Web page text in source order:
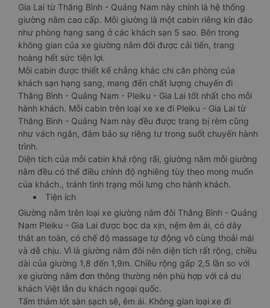
Gia Lai từ Thăng Bình - Quảng Nam này chính là hệ thống
giường nằm cao cấp. Mỗi giường là một cabin riêng kín đáo
như phòng hạng sang ở các khách sạn 5 sao. Bên trong
không gian của xe giường nằm đôi được cải tiến, trang
hoàng hết sức tiện lợi.
Mỗi cabin được thiết kế chẳng khác chi căn phòng của
khách sạn hạng sang, mang đến chất lượng chuyến đi
Thăng Bình - Quảng Nam - Pleiku - Gia Lai tốt nhất cho mỗi
hành khách. Mỗi cabin trên loại xe xe đi Pleiku - Gia Lai từ
Thăng Bình - Quảng Nam này đều được trang bị rèm cũng
như vách ngăn, đảm bảo sự riêng tư trong suốt chuyến hành
trình.
Diện tích của mỗi cabin khá rộng rãi, giường nằm mỗi giường
nằm đều có thể điều chỉnh độ nghiêng tùy theo mong muốn
của khách., tránh tình trạng mỏi lưng cho hành khách.
Tiện ích
Giường nằm trên loại xe giường nằm đôi Thăng Bình - Quảng
Nam Pleiku - Gia Lai được bọc da xịn, nệm êm ái, có dây
thắt an toàn, có chế độ massage tự động vô cùng thoải mái
và dễ chịu. Vì là giường nằm đôi nên diện tích rất rộng, chiều
dài của giường 1,8 đến 1,9m. Chiều rộng gấp 2,5 lần so với
xe giường nằm đơn thông thường nên phù hợp với cả du
khách Việt lẫn du khách ngoại quốc.
Tấm thảm lót sàn sạch sẽ, êm ái. Không gian loại xe đi